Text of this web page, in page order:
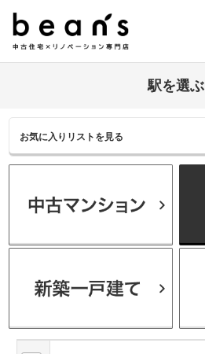
駅を選ぶ
お気に入りリストを見る